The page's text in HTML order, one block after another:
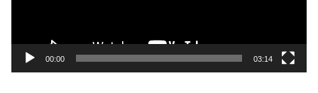
00:00 03:14